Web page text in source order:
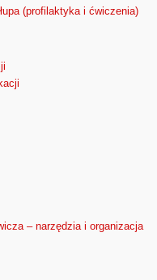
(profilaktyka i ćwiczenia)
– narzędzia i organizacja